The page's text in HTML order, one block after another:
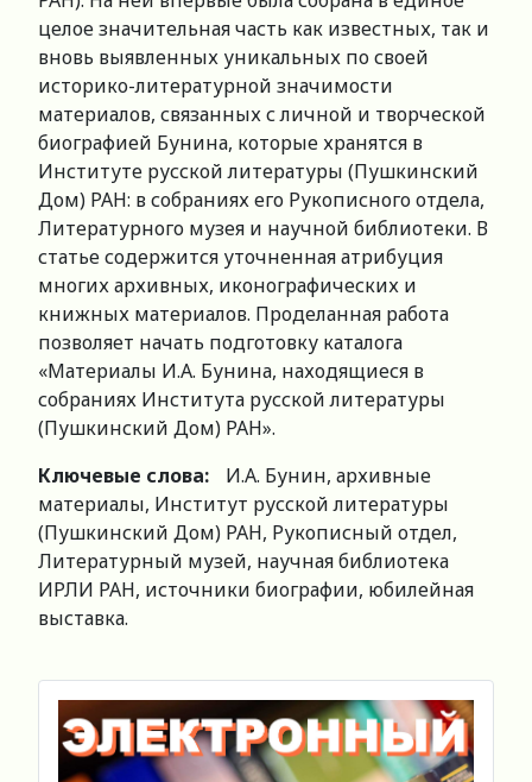
целое значительная часть как известных, так и
вновь выявленных уникальных по своей
историко-литературной значимости
материалов, связанных с личной и творческой
биографией Бунина, которые хранятся в
Институте русской литературы (Пушкинский
Дом) РАН: в собраниях его Рукописного отдела,
Литературного музея и научной библиотеки. В
статье содержится уточненная атрибуция
многих архивных, иконографических и
книжных материалов. Проделанная работа
позволяет начать подготовку каталога
«Материалы И.А. Бунина, находящиеся в
собраниях Института русской литературы
(Пушкинский Дом) РАН».
Ключевые слова:
И.А. Бунин, архивные
материалы, Институт русской литературы
(Пушкинский Дом) РАН, Рукописный отдел,
Литературный музей, научная библиотека
ИРЛИ РАН, источники биографии, юбилейная
выставка.